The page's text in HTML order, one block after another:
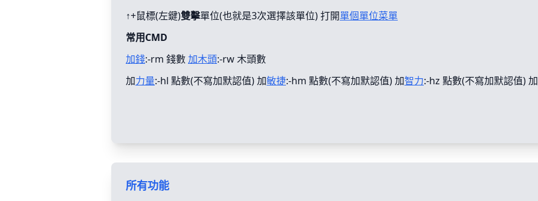
↑+鼠標(左鍵)雙擊單位(也就是3次選擇該單位) 打開單個單位菜單
常用CMD
加錢:-rm 錢數加木頭:-rw 木頭數
加力量:-hl 點數(不寫加默認值) 加敏捷:-hm 點數(不寫加默認值) 加智力:-hz 點數(不寫加默認值) 加
所有功能